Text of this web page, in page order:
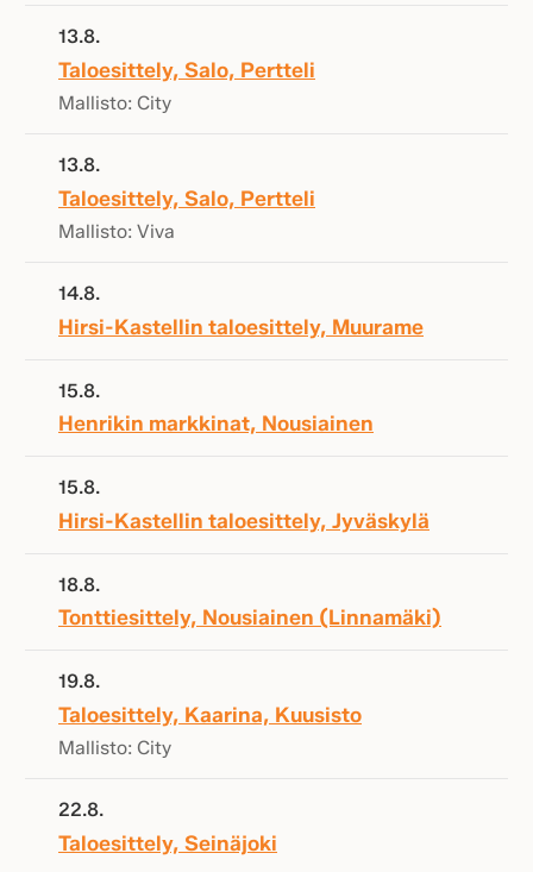
13.8.
Taloesittely, Salo, Pertteli
Mallisto: City
13.8.
Taloesittely, Salo, Pertteli
Mallisto: Viva
14.8.
Hirsi-Kastellin taloesittely, Muurame
15.8.
Henrikin markkinat, Nousiainen
15.8.
Hirsi-Kastellin taloesittely, Jyväskylä
18.8.
Tonttiesittely, Nousiainen (Linnamäki)
19.8.
Taloesittely, Kaarina, Kuusisto
Mallisto: City
22.8.
Taloesittely, Seinäjoki